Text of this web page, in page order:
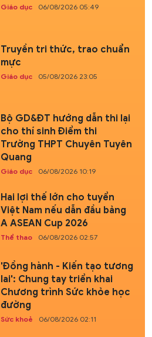
Giáo dục 06/08/2026 05:49
Truyền tri thức, trao chuẩn
mực
Giáo dục 05/08/2026 23:05
Bộ GD&ĐT hướng dẫn thi lại
cho thí sinh Điểm thi
Trường THPT Chuyên Tuyên
Quang
Giáo dục 06/08/2026 10:19
Hai lợi thế lớn cho tuyển
Việt Nam nếu dẫn đầu bảng
A ASEAN Cup 2026
Thể thao 06/08/2026 02:57
'Đồng hành - Kiến tạo tương
lai': Chung tay triển khai
Chương trình Sức khỏe học
đường
Sức khoẻ 06/08/2026 02:11